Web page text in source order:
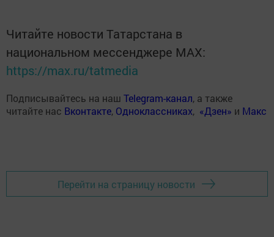
Читайте новости Татарстана в
национальном мессенджере MАХ:
https://max.ru/tatmedia
Подписывайтесь на наш Telegram-канал, а также
читайте нас Вконтакте, Одноклассниках, «Дзен» и Макс
Перейти на страницу новости